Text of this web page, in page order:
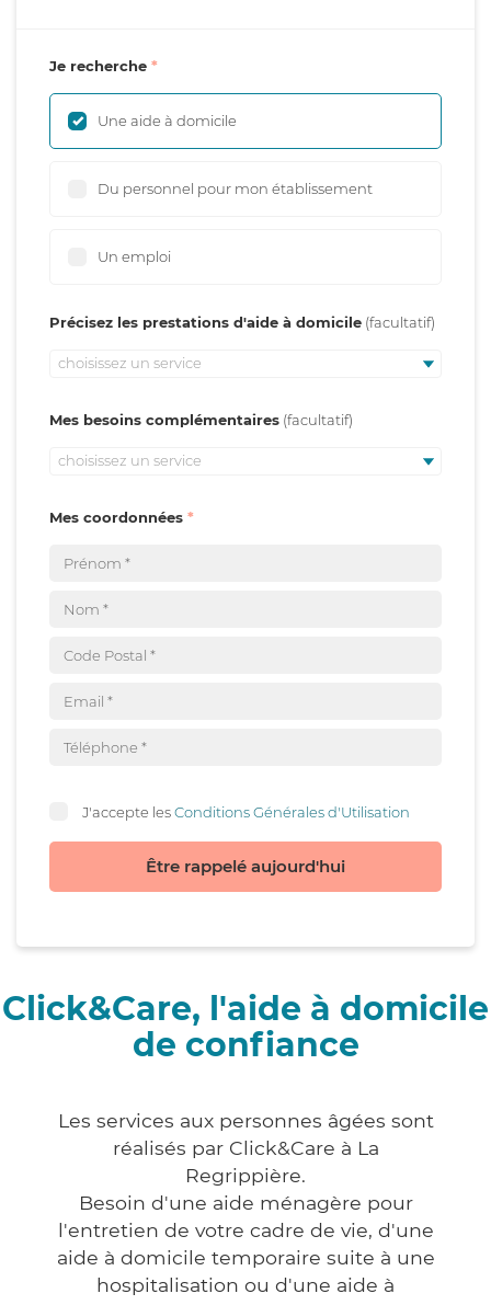
Je recherche
Une aide à domicile
Du personnel pour mon établissement
Un emploi
Précisez les prestations d'aide à domicile
choisissez un service
Mes besoins complémentaires
choisissez un service
Mes coordonnées
J'accepte lesConditions Générales d'Utilisation
Être rappelé aujourd'hui
Click&Care, l'aide à domicile
de confiance
Les services aux personnes âgées sont
réalisés par Click&Care à La
Regrippière.
Besoin d'une aide ménagère pour
l'entretien de votre cadre de vie, d'une
aide à domicile temporaire suite à une
hospitalisation ou d'une aide à